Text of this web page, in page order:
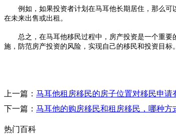
例如，如果投资者计划在马耳他长期居住，那么可
在未来出售或出租。
总之，在马耳他移民过程中，房产投资是一个重要
施，防范房产投资的风险，实现自己的移民和投资目标。
上一篇： 马耳他租房移民的房子位置对移民申请
下一篇： 马耳他的购房移民和租房移民，哪种方
热门百科